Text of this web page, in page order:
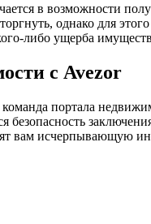
в возможности
однако для
либо ущерба
с Avezor
портала
безопасность
вам исчерпывающую